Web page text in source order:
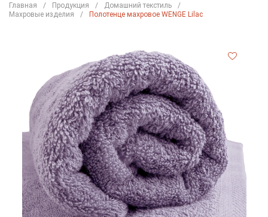
Главная Продукция
Домашний текстиль
Махровые изделия
Полотенце махровое WENGE Lilac